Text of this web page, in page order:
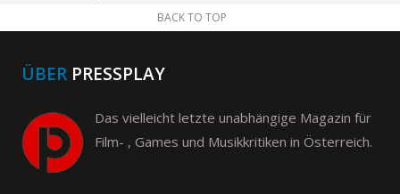
BACK TO TOP
ÜBER PRESSPLAY
Das vielleicht letzte unabhängige Magazin für
Film- , Games und Musikkritiken in Österreich.